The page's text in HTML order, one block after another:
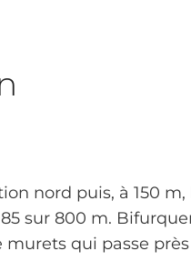
nord puis, à 150
sur 800 m.
qui passe